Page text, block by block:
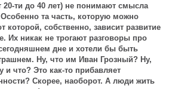
ти до 40 лет) не понимают смысла
та часть, которую можно
которой, собственно, зависит развитие
Их никак не трогают разговоры про
дне и хотели бы быть
Ну, что им Иван Грозный? Ну,
и что? Это как-то прибавляет
Скорее, наоборот. А люди жить